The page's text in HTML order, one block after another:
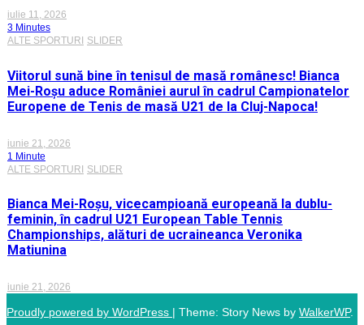
iulie 11, 2026
3 Minutes
ALTE SPORTURI
SLIDER
Viitorul sună bine în tenisul de masă românesc! Bianca
Mei-Roșu aduce României aurul în cadrul Campionatelor
Europene de Tenis de masă U21 de la Cluj-Napoca!
iunie 21, 2026
1 Minute
ALTE SPORTURI SLIDER
Bianca Mei-Roșu, vicecampioană europeană la dublu-
feminin, în cadrul U21 European Table Tennis
Championships, alături de ucraineanca Veronika
Matiunina
iunie 21, 2026
Proudly powered by WordPress | Theme: Story News by WalkerWP.